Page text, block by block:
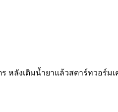
หลังเติมน้ำยาแล้วสตาร์ทวอร์